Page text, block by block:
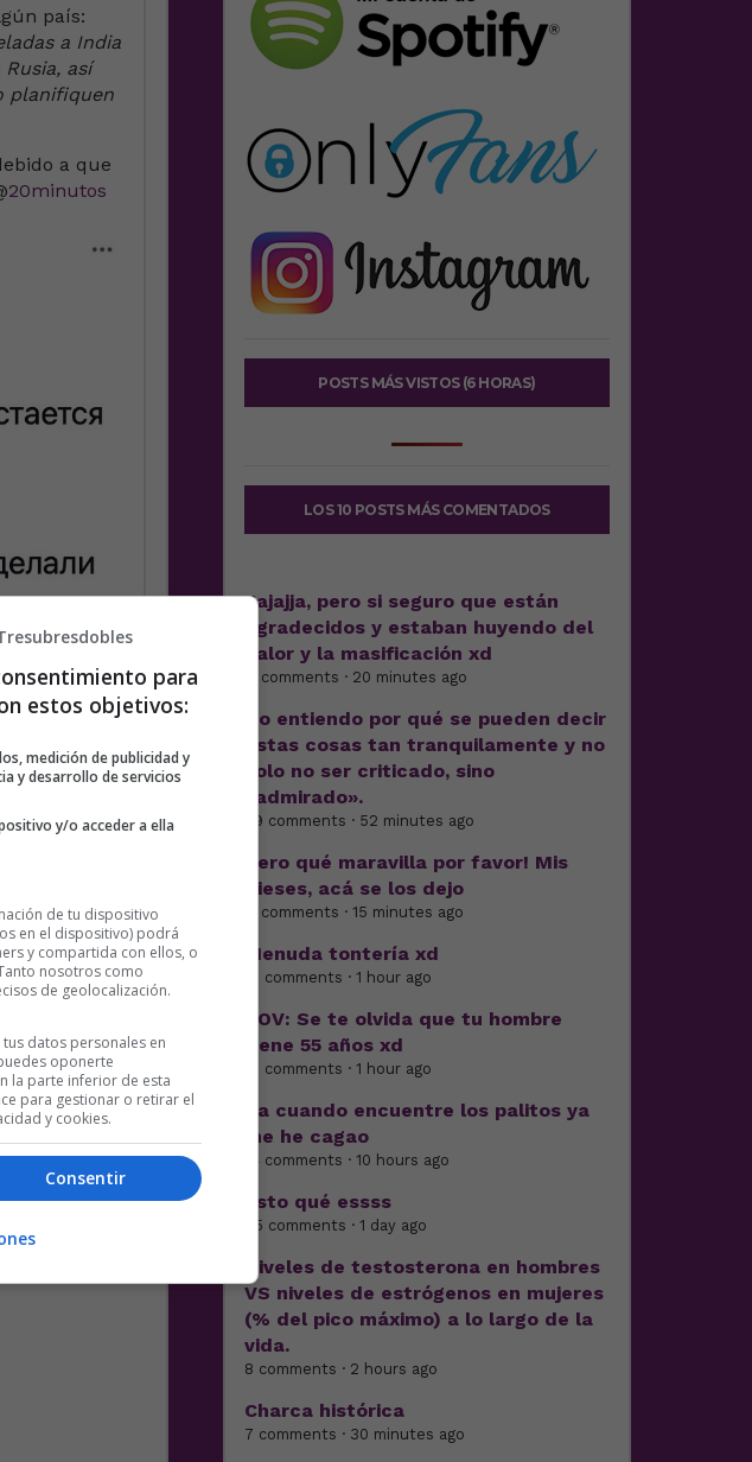
país:
a India
así
planifiquen
a que
20minutos
POSTS MÁS VISTOS (6 HORAS)
LOS 10 POSTS MÁS COMENTADOS
Jajajja, pero si seguro que están
agradecidos y estaban huyendo del
calor y la masificación xd
11 comments · 20 minutes ago
No entiendo por qué se pueden decir
estas cosas tan tranquilamente y no
solo no ser criticado, sino
«admirado».
29 comments · 52 minutes ago
Pero qué maravilla por favor! Mis
dieses, acá se los dejo
11 comments · 15 minutes ago
Menuda tontería xd
41 comments · 1 hour ago
POV: Se te olvida que tu hombre
tiene 55 años xd
12 comments · 1 hour ago
Pa cuando encuentre los palitos ya
me he cagao
14 comments · 10 hours ago
Esto qué essss
25 comments · 1 day ago
Niveles de testosterona en hombres
VS niveles de estrógenos en mujeres
(% del pico máximo) a lo largo de la
vida.
8 comments · 2 hours ago
Charca histórica
7 comments · 30 minutes ago
para
estos objetivos:
medición de publicidad y
y desarrollo de servicios
y/o acceder a ella
de tu dispositivo
en el dispositivo) podrá
y compartida con ellos, o
nosotros como
de geolocalización.
datos personales en
oponerte
la parte inferior de esta
para gestionar o retirar el
y cookies.
Consentir